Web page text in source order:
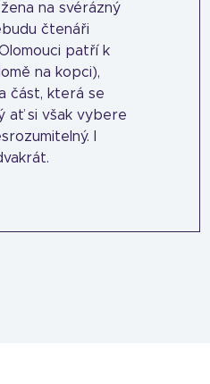
na svérázný
čtenáři
patří k
na kopci),
část, která se
ať si však vybere
I